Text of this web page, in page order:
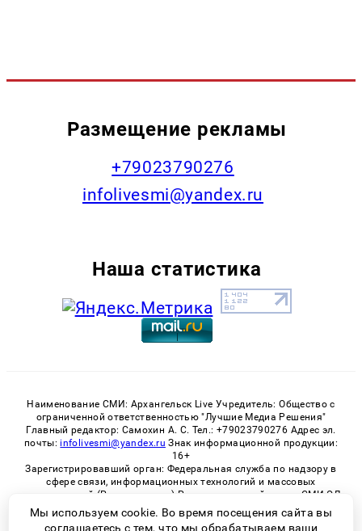
Размещение рекламы
+79023790276
infolivesmi@yandex.ru
Наша статистика
Наименование СМИ: Архангельск Live Учредитель: Общество с
ограниченной ответственностью "Лучшие Медиа Решения"
Главный редактор: Самохин А. С. Тел.: +79023790276 Адрес эл.
почты: infolivesmi@yandex.ru Знак информационной продукции:
16+
Зарегистрировавший орган: Федеральная служба по надзору в
сфере связи, информационных технологий и массовых
коммуникаций (Роскомнадзор) Регистрационный номер СМИ ЭЛ
№ ФС 77 - 82533 от 21.01.2022
Мы используем cookie. Во время посещения сайта вы
соглашаетесь с тем, что мы обрабатываем ваши